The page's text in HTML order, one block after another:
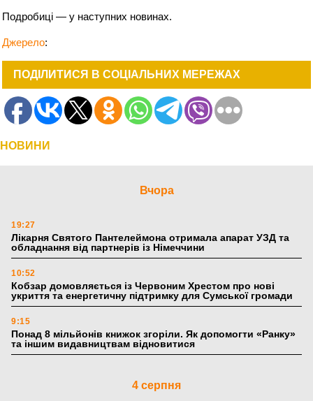
Подробиці — у наступних новинах.
Джерело:
ПОДІЛИТИСЯ В СОЦІАЛЬНИХ МЕРЕЖАХ
НОВИНИ
Вчора
19:27
Лікарня Святого Пантелеймона отримала апарат УЗД та
обладнання від партнерів із Німеччини
10:52
Кобзар домовляється із Червоним Хрестом про нові
укриття та енергетичну підтримку для Сумської громади
9:15
Понад 8 мільйонів книжок згоріли. Як допомогти «Ранку»
та іншим видавництвам відновитися
4 серпня